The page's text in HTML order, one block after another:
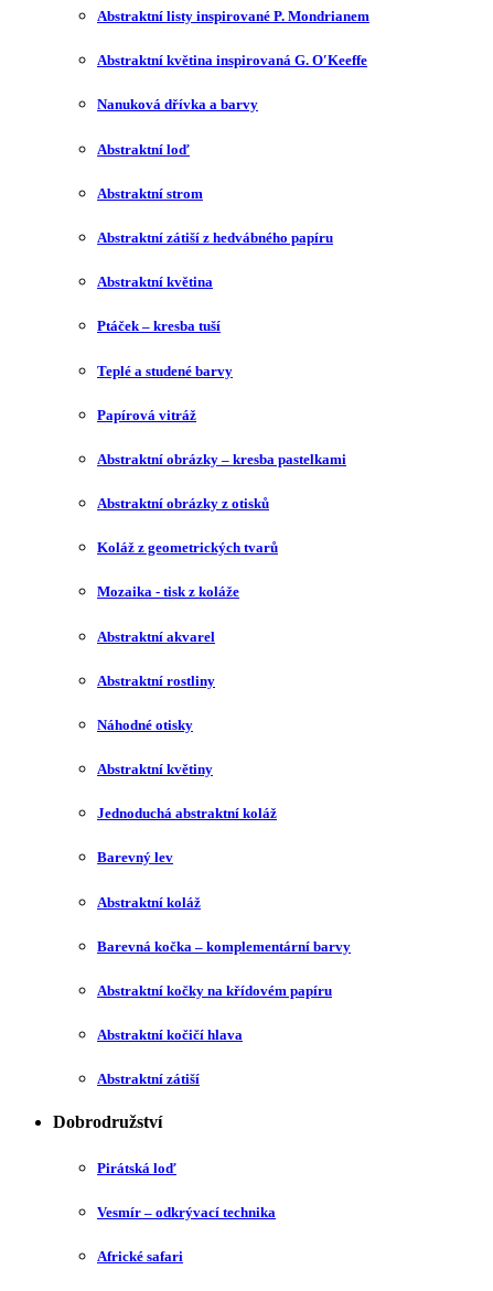
Abstraktní listy inspirované P. Mondrianem
Abstraktní květina inspirovaná G. O′Keeffe
Nanuková dřívka a barvy
Abstraktní loď
Abstraktní strom
Abstraktní zátiší z hedvábného papíru
Abstraktní květina
Ptáček – kresba tuší
Teplé a studené barvy
Papírová vitráž
Abstraktní obrázky – kresba pastelkami
Abstraktní obrázky z otisků
Koláž z geometrických tvarů
Mozaika - tisk z koláže
Abstraktní akvarel
Abstraktní rostliny
Náhodné otisky
Abstraktní květiny
Jednoduchá abstraktní koláž
Barevný lev
Abstraktní koláž
Barevná kočka – komplementární barvy
Abstraktní kočky na křídovém papíru
Abstraktní kočičí hlava
Abstraktní zátiší
Dobrodružství
Pirátská loď
Vesmír – odkrývací technika
Africké safari